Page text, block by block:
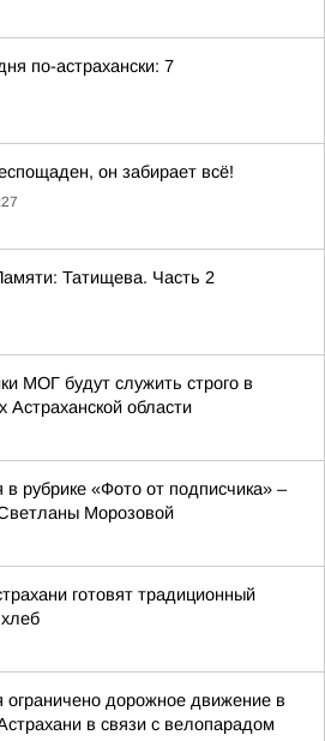
по-астрахански: 7
он забирает всё!
Татищева. Часть 2
МОГ будут служить строго в
Астраханской области
в рубрике «Фото от подписчика» –
Морозовой
готовят традиционный
хлеб
ограничено дорожное движение в
в связи с велопарадом